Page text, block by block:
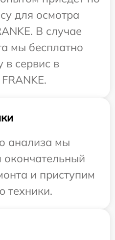
для осмотра
В случае
мы бесплатно
в сервис в
анализа мы
окончательный
и приступим
техники.